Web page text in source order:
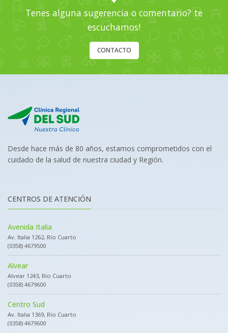
Tenes alguna sugerencia o comentario? te
escuchamos!
CONTACTO
Desde hace más de 80 años, estamos comprometidos con el
cuidado de la salud de nuestra ciudad y Región.
CENTROS DE ATENCIÓN
Avenida Italia
Av. Italia 1262, Río Cuarto
(0358) 4679500
Alvear
Alvear 1243, Río Cuarto
(0358) 4679600
Centro Sud
Av. Italia 1369, Río Cuarto
(0358) 4679600